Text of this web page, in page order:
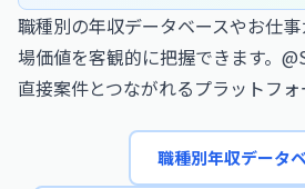
職種別の年収データベースやお仕
場価値を客観的に把握できます。
直接案件とつながれるプラットフォ
職種別年収データ